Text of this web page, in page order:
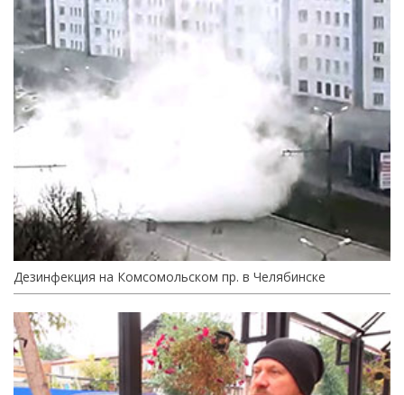
Дезинфекция на Комсомольском пр. в Челябинске